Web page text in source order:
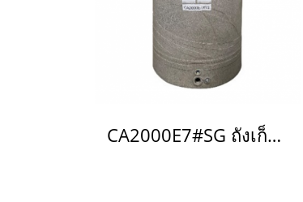
CA2000E7#SG ถังเก็บน้ำบนดิน 2,000 L รุ่น Breeze สีเทาประกาย